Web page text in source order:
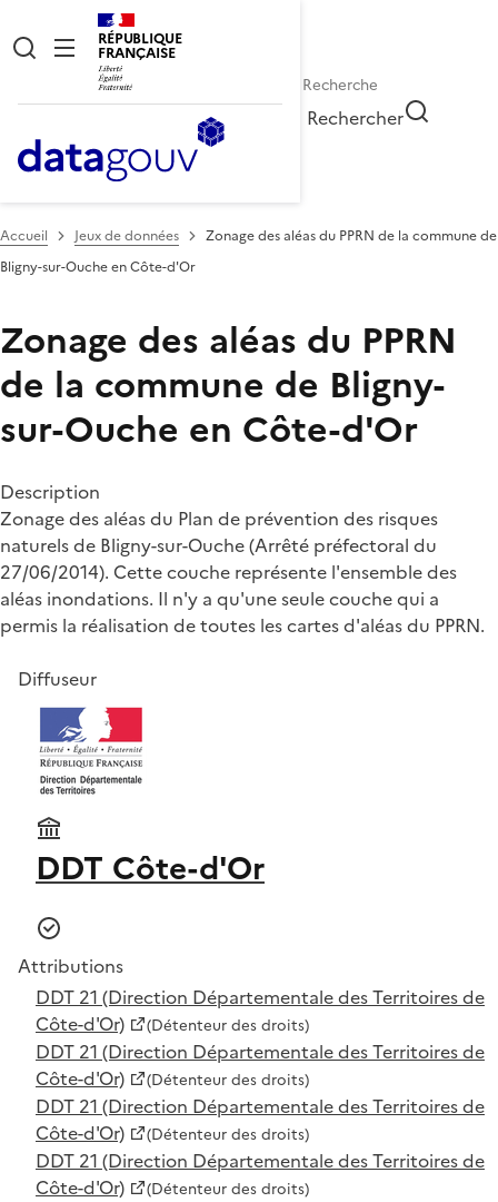
RÉPUBLIQUE
FRANÇAISE
Rechercher
Accueil Jeux de données
Zonage des aléas du PPRN de la commune de
Bligny-sur-Ouche en Côte-d'Or
Zonage des aléas du PPRN
de la commune de Bligny-
sur-Ouche en Côte-d'Or
Description
Zonage des aléas du Plan de prévention des risques
naturels de Bligny-sur-Ouche (Arrêté préfectoral du
27/06/2014). Cette couche représente l'ensemble des
aléas inondations. Il n'y a qu'une seule couche qui a
permis la réalisation de toutes les cartes d'aléas du PPRN.
Diffuseur
DDT Côte-d'Or
Attributions
DDT 21 (Direction Départementale des Territoires de
Côte-d'Or)
(Détenteur des droits)
DDT 21 (Direction Départementale des Territoires de
Côte-d'Or)
(Détenteur des droits)
DDT 21 (Direction Départementale des Territoires de
Côte-d'Or)
(Détenteur des droits)
DDT 21 (Direction Départementale des Territoires de
Côte-d'Or)
(Détenteur des droits)